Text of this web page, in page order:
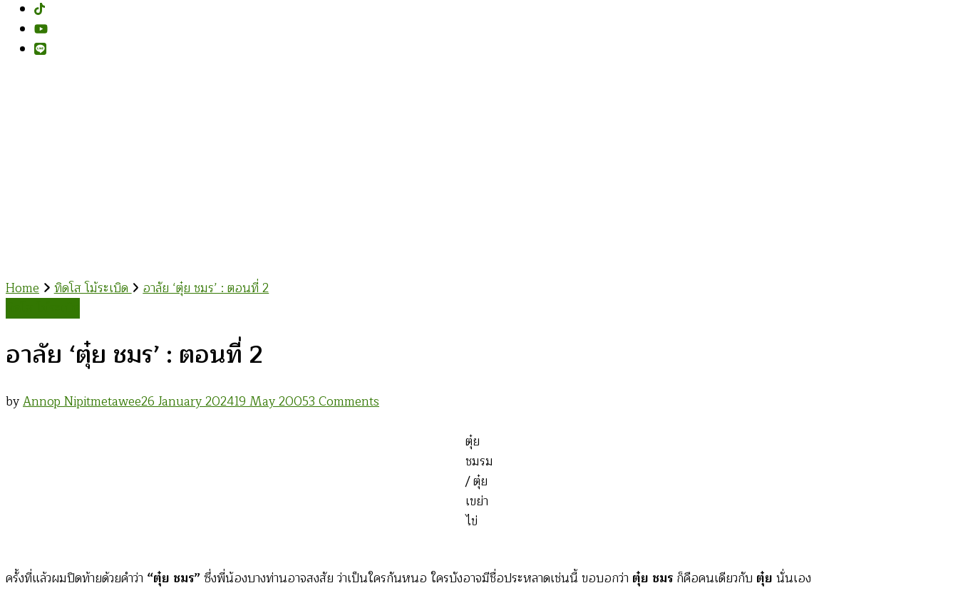
Home ทิดโส โม้ระเบิด อาลัย ‘ตุ๋ย ชมร’ : ตอนที่ 2
อาลัย ‘ตุ๋ย ชมร’ : ตอนที่ 2
byAnnop Nipitmetawee26 January 202419 May 20053 Commentson
ตุ๋ย
ชมรม
/ ตุ๋ย
เขย่า
ไข่
ครั้งที่แล้วผมปิดท้ายด้วยคำว่า “ตุ๋ย ชมร”ซึ่งพี่น้องบางท่านอาจสงสัย ว่าเป็นใครกันหนอ ใครบังอาจมีชื่อประหลาดเช่นนี้ ขอบอกว่า ตุ๋ย ชมร ก็คือคนเดียวกับ ตุ๋ย นั่นเอง